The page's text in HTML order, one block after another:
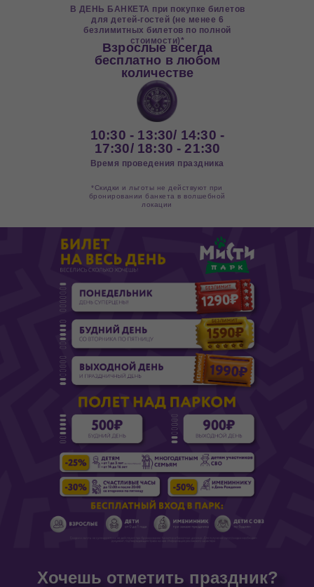
Взрослые всегда
бесплатно в любом
количестве
Время проведения праздника
*Скидки и льготы не действуют при
бронировании банкета в волшебной
локации
В ДЕНЬ БАНКЕТА при покупке билетов
для детей-гостей (не менее 6
безлимитных билетов по полной
стоимости)*
10:30 - 13:30/ 14:30 -
17:30/ 18:30 - 21:30
Хочешь отметить праздник?